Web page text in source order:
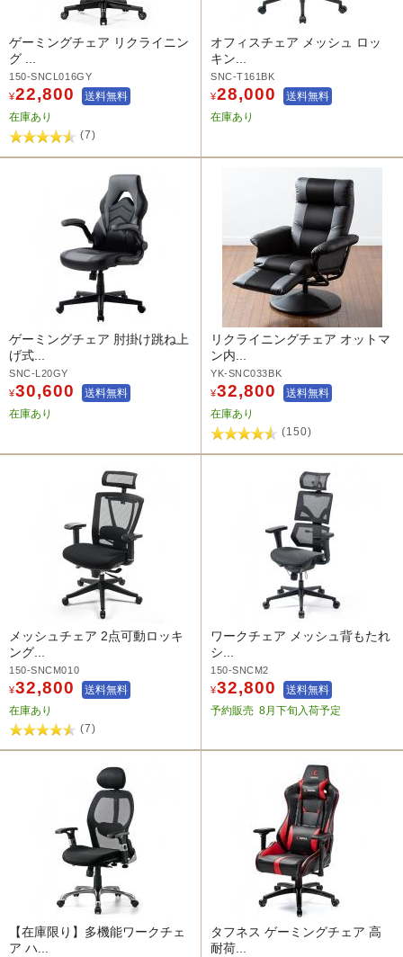
ゲーミングチェア リクライニン
グ ...
150-SNCL016GY
¥22,800
送料無料
在庫あり
(7)
オフィスチェア メッシュ ロッ
キン...
SNC-T161BK
¥28,000
送料無料
在庫あり
ゲーミングチェア 肘掛け跳ね上
げ式...
SNC-L20GY
¥30,600
送料無料
在庫あり
リクライニングチェア オットマ
ン内...
YK-SNC033BK
¥32,800
送料無料
在庫あり
(150)
メッシュチェア 2点可動ロッキ
ング...
150-SNCM010
¥32,800
送料無料
在庫あり
(7)
ワークチェア メッシュ背もたれ
シ...
150-SNCM2
¥32,800
送料無料
予約販売 8月下旬入荷予定
【在庫限り】多機能ワークチェ
ア ハ...
タフネス ゲーミングチェア 高
耐荷...